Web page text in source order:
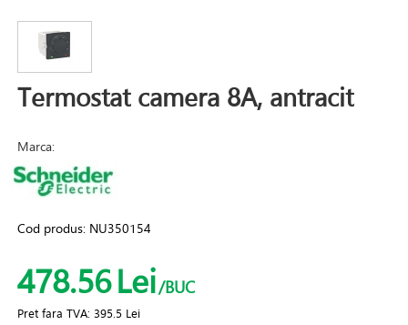
Termostat camera 8A, antracit
Marca:
Cod produs: NU350154
478.56Lei/BUC
Pret fara TVA:395.5 Lei